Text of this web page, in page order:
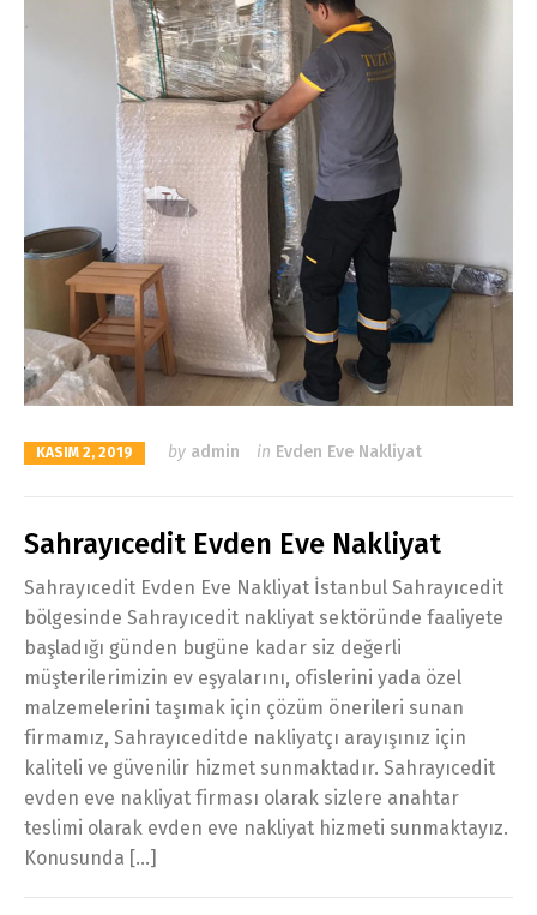
KASIM 2, 2019 by admin in Evden Eve Nakliyat
Sahrayıcedit Evden Eve Nakliyat
Sahrayıcedit Evden Eve Nakliyat İstanbul Sahrayıcedit
bölgesinde Sahrayıcedit nakliyat sektöründe faaliyete
başladığı günden bugüne kadar siz değerli
müşterilerimizin ev eşyalarını, ofislerini yada özel
malzemelerini taşımak için çözüm önerileri sunan
firmamız, Sahrayıceditde nakliyatçı arayışınız için
kaliteli ve güvenilir hizmet sunmaktadır. Sahrayıcedit
evden eve nakliyat firması olarak sizlere anahtar
teslimi olarak evden eve nakliyat hizmeti sunmaktayız.
Konusunda […]